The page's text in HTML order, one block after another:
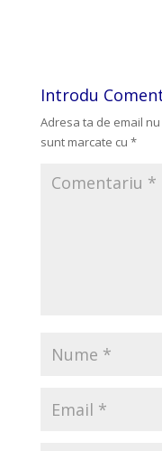
Introdu
Adresa ta de email
sunt marcate cu *